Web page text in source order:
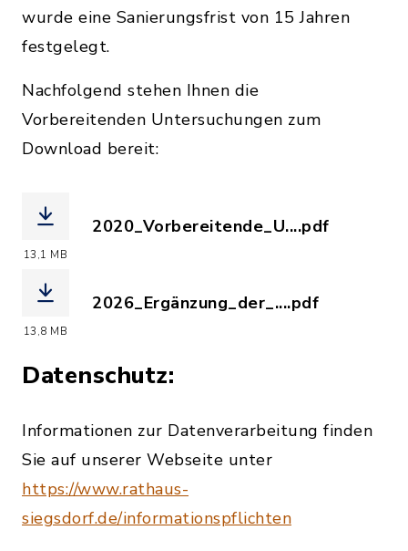
wurde eine Sanierungsfrist von 15 Jahren
festgelegt.
Nachfolgend stehen Ihnen die
Vorbereitenden Untersuchungen zum
Download bereit:
13,1 MB
2020_Vorbereitende_U....pdf
13,8 MB
2026_Ergänzung_der_....pdf
Datenschutz:
Informationen zur Datenverarbeitung finden
Sie auf unserer Webseite unter
https://www.rathaus-
siegsdorf.de/informationspflichten